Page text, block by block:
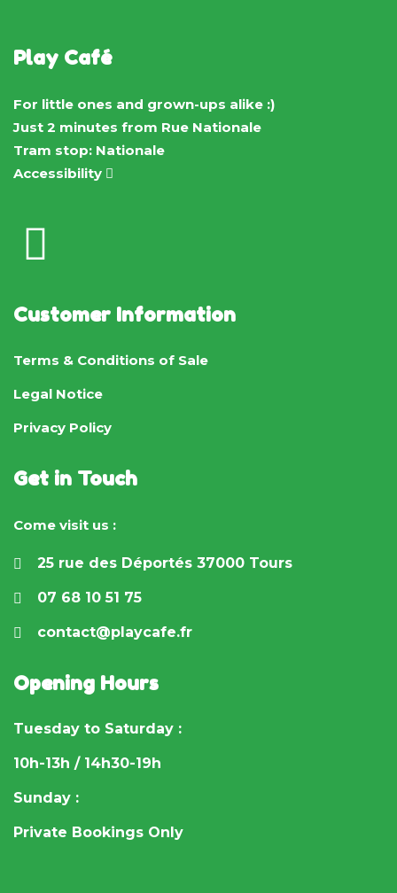
Play Café
For little ones and grown-ups alike :)
Just 2 minutes from Rue Nationale
Tram stop: Nationale
Accessibility
Customer Information
Terms & Conditions of Sale
Legal Notice
Privacy Policy
Get in Touch
Come visit us :
25 rue des Déportés 37000 Tours
07 68 10 51 75
contact@playcafe.fr
Opening Hours
Tuesday to Saturday :
10h-13h / 14h30-19h
Sunday :
Private Bookings Only